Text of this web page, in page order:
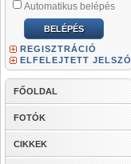
Automatikus belépés
REGISZTRÁCIÓ
ELFELEJTETT JELSZÓ
FŐOLDAL
FOTÓK
CIKKEK